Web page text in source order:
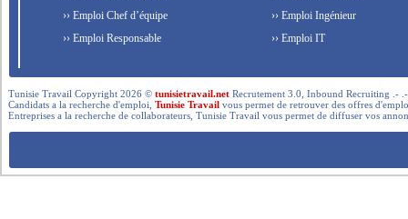
›› Emploi Chef d’équipe
›› Emploi Responsable
›› Emploi Ingénieur
›› Emploi IT
Tunisie Travail Copyright 2026 ©tunisietravail.net Recrutement 3.0, Inbound Recruiting .-
Candidats a la recherche d'emploi,Tunisie Travail vous permet de retrouver des offres
Entreprises a la recherche de collaborateurs, Tunisie Travail vous permet de diffuser vos